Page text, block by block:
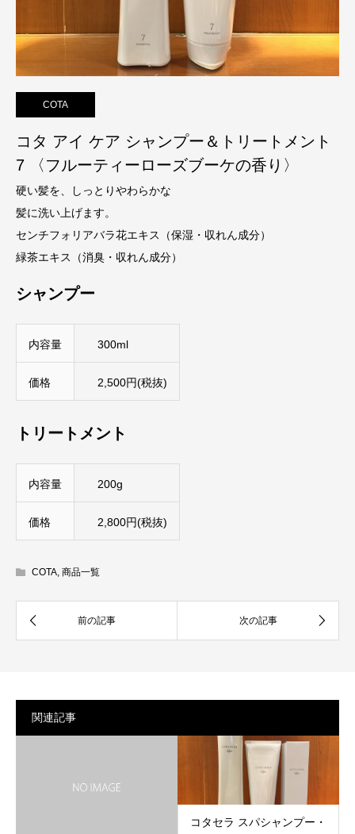
COTA
コタ アイ ケア シャンプー＆トリートメント
7 〈フルーティーローズブーケの香り〉
硬い髪を、しっとりやわらかな
髪に洗い上げます。
センチフォリアバラ花エキス（保湿・収れん成分）
緑茶エキス（消臭・収れん成分）
シャンプー
内容量 300ml
価格 2,500円(税抜)
トリートメント
内容量 200g
価格 2,800円(税抜)
COTA, 商品一覧
関連記事
コタセラ スパシャンプー・